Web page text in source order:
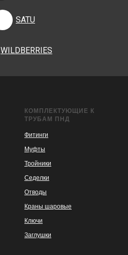
SATU
WILDBERRIES
КОМПЛЕКТУЮЩИЕ К
ТРУБАМ ПНД
Фитинги
Муфты
Тройники
Седелки
Отводы
Краны шаровые
Ключи
Заглушки